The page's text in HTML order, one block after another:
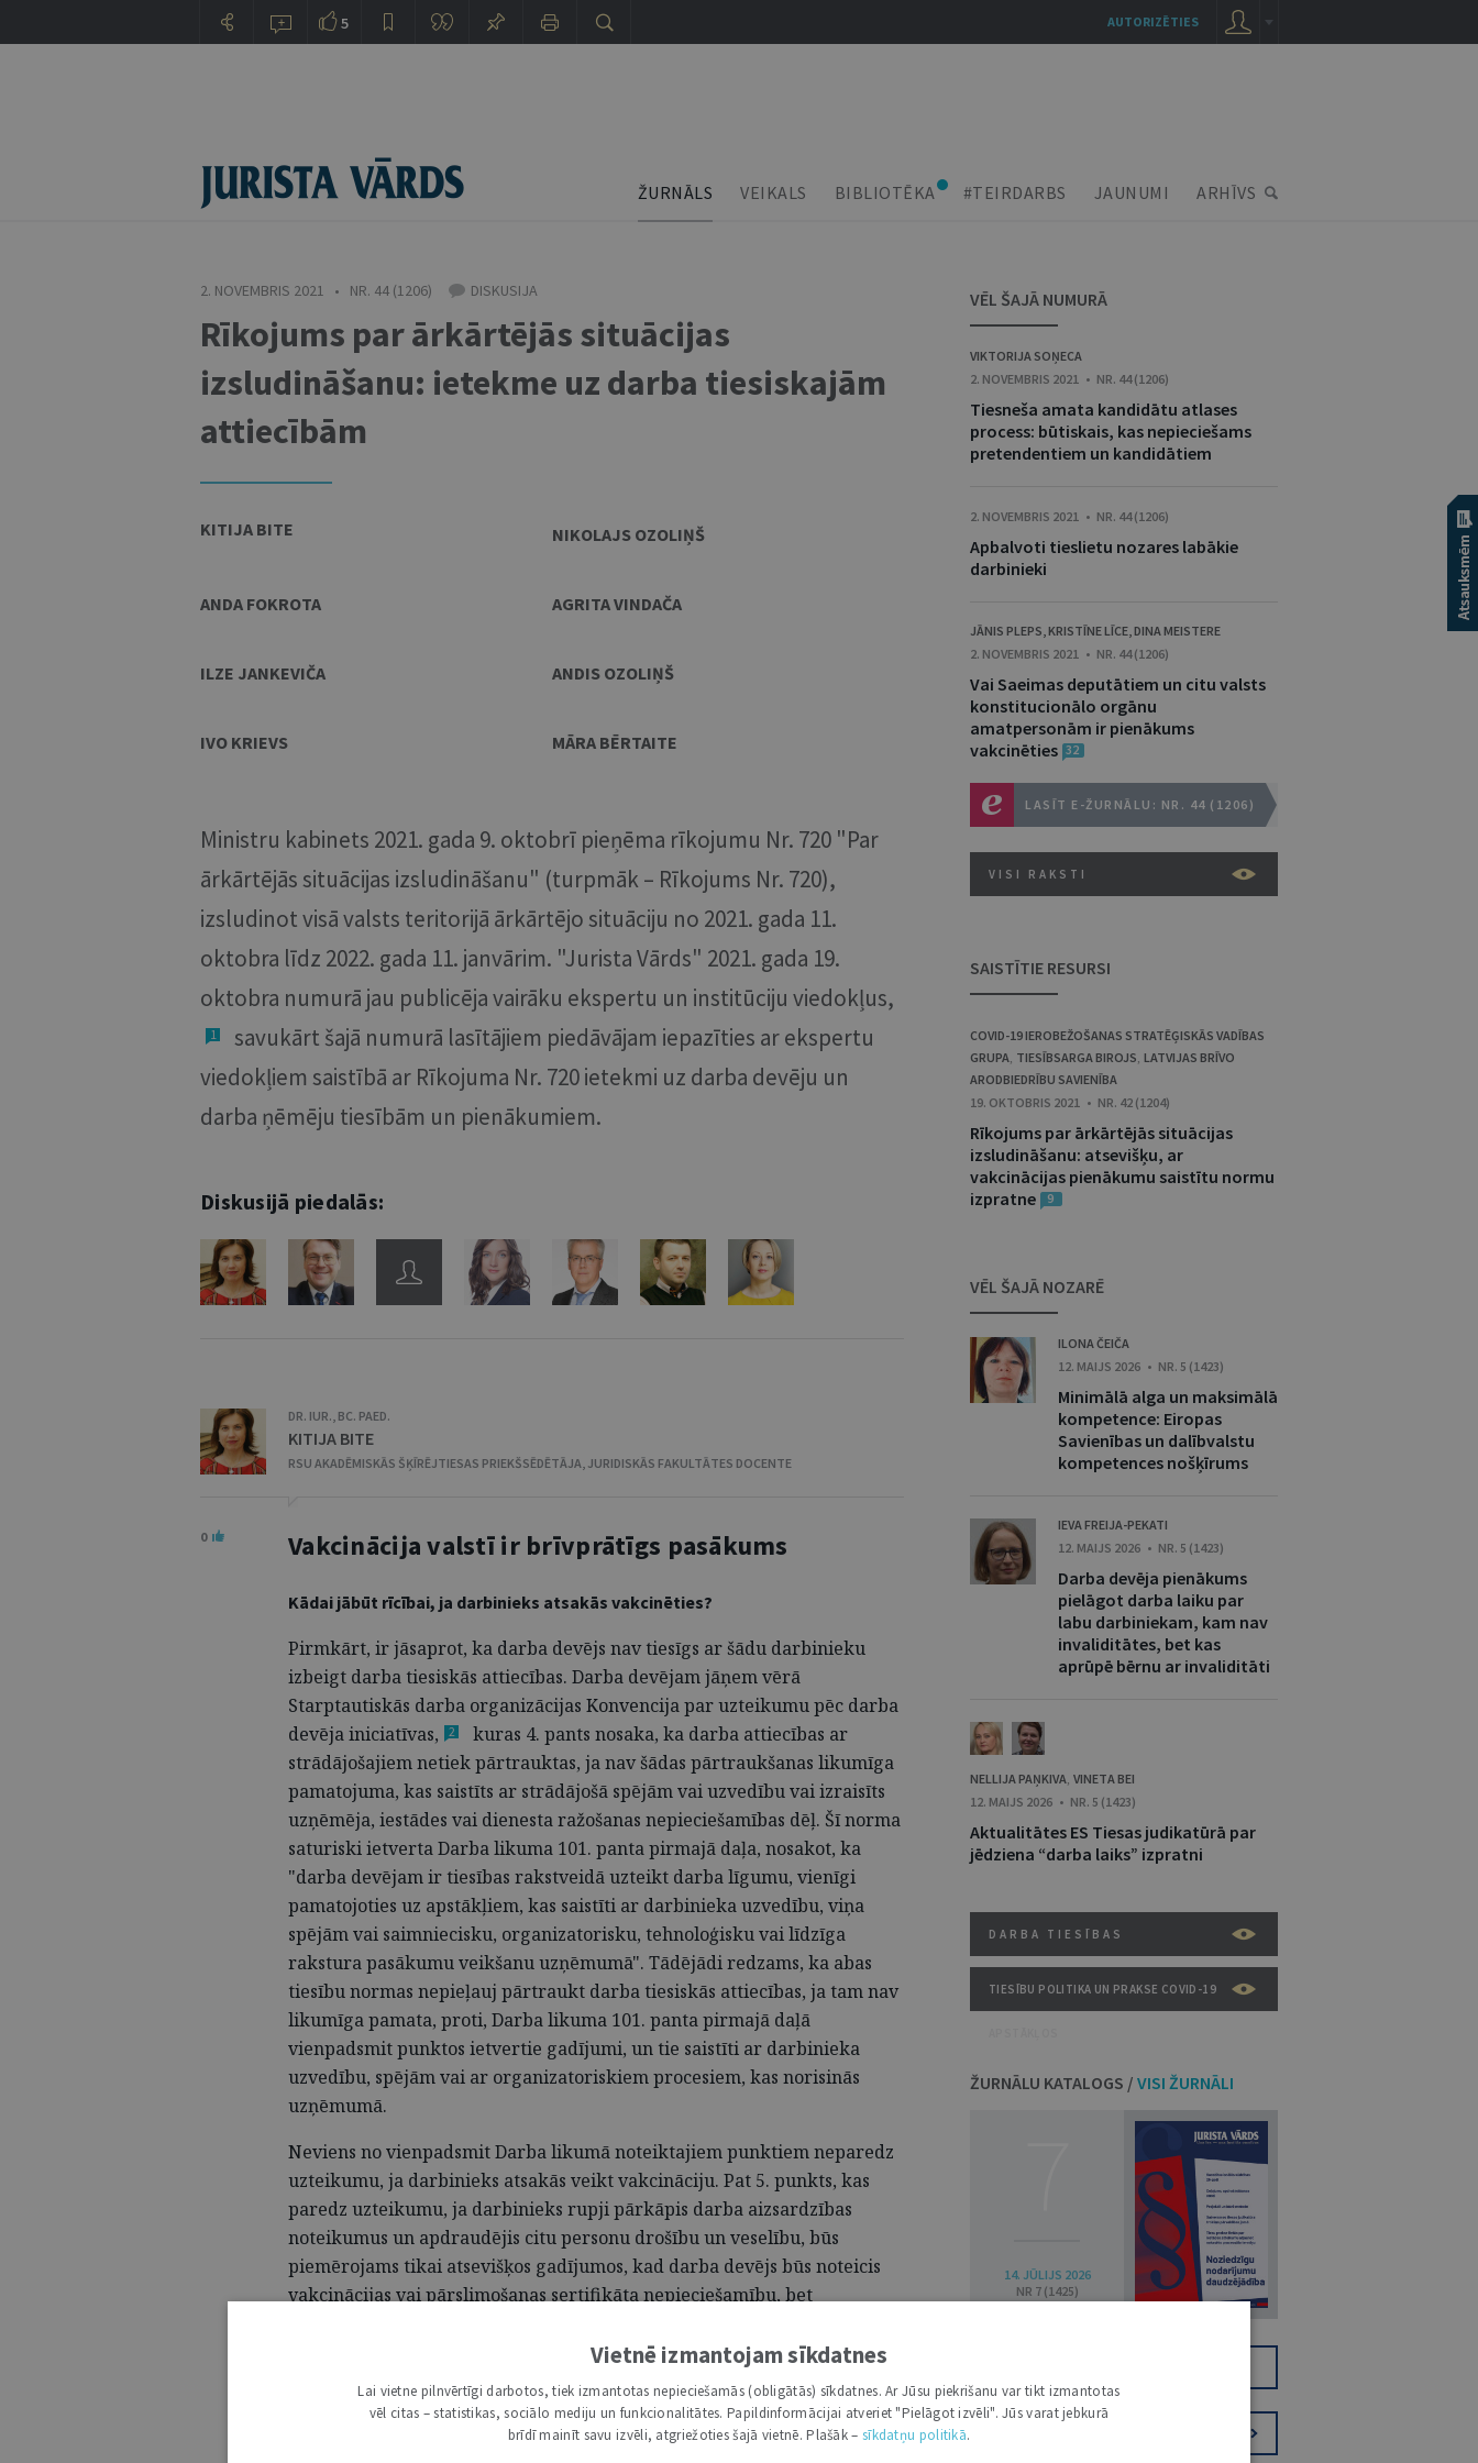
ŽURNĀLS VEIKALS BIBLIOTĒKA #TEIRDARBS JAUNUMI ARHĪVS
2. NOVEMBRIS 2021 • NR. 44 (1206) DISKUSIJA
Rīkojums par ārkārtējās situācijas
izsludināšanu: ietekme uz darba tiesiskajām
attiecībām
KITIJA BITE NIKOLAJS OZOLIŅŠ
ANDA FOKROTA AGRITA VINDAČA
ILZE JANKEVIČA ANDIS OZOLIŅŠ
IVO KRIEVS MĀRA BĒRTAITE
Ministru kabinets 2021. gada 9. oktobrī pieņēma rīkojumu Nr. 720 "Par
ārkārtējās situācijas izsludināšanu" (turpmāk – Rīkojums Nr. 720),
izsludinot visā valsts teritorijā ārkārtējo situāciju no 2021. gada 11.
oktobra līdz 2022. gada 11. janvārim. "Jurista Vārds" 2021. gada 19.
oktobra numurā jau publicēja vairāku ekspertu un institūciju viedokļus,
1
savukārt šajā numurā lasītājiem piedāvājam iepazīties ar ekspertu
viedokļiem saistībā ar Rīkojuma Nr. 720 ietekmi uz darba devēju un
darba ņēmēju tiesībām un pienākumiem.
Diskusijā piedalās:
DR. IUR., BC. PAED.
KITIJA BITE
RSU AKADĒMISKĀS ŠĶĪRĒJTIESAS PRIEKŠSĒDĒTĀJA, JURIDISKĀS FAKULTĀTES DOCENTE
0 Vakcinācija valstī ir brīvprātīgs pasākums
Kādai jābūt rīcībai, ja darbinieks atsakās vakcinēties?
Pirmkārt, ir jāsaprot, ka darba devējs nav tiesīgs ar šādu darbinieku
izbeigt darba tiesiskās attiecības. Darba devējam jāņem vērā
Starptautiskās darba organizācijas Konvencija par uzteikumu pēc darba
devējainiciatīvas, 2
kuras 4. pants nosaka, ka darba attiecības ar
strādājošajiem netiek pārtrauktas, ja nav šādas pārtraukšanas likumīga
pamatojuma, kas saistīts ar strādājošā spējām vai uzvedību vai izraisīts
uzņēmēja, iestādes vai dienesta ražošanas nepieciešamības dēļ. Šī norma
saturiski ietverta Darba likuma 101. panta pirmajā daļa, nosakot, ka
"darba devējam ir tiesības rakstveidā uzteikt darba līgumu, vienīgi
pamatojoties uz apstākļiem, kas saistīti ar darbinieka uzvedību, viņa
spējām vai saimniecisku, organizatorisku, tehnoloģisku vai līdzīga
rakstura pasākumu veikšanu uzņēmumā". Tādējādi redzams, ka abas
tiesību normas nepieļauj pārtraukt darba tiesiskās attiecības, ja tam nav
likumīga pamata, proti, Darba likuma 101. panta pirmajā daļā
vienpadsmit punktos ietvertie gadījumi, un tie saistīti ar darbinieka
uzvedību, spējām vai ar organizatoriskiem procesiem, kas norisinās
uzņēmumā.
Neviens no vienpadsmit Darba likumā noteiktajiem punktiem neparedz
uzteikumu, ja darbinieks atsakās veikt vakcināciju. Pat 5. punkts, kas
paredz uzteikumu, ja darbinieks rupji pārkāpis darba aizsardzības
noteikumus un apdraudējis citu personu drošību un veselību, būs
piemērojams tikai atsevišķos gadījumos, kad darba devējs būs noteicis
vakcinācijas vai pārslimošanas sertifikāta nepieciešamību, bet
Vakcinācija valstī ir brīvprātīgs pasākums, ko nosaka Ministru kabineta
2000. gada 26. septembra noteikumi Nr. 330 "Vakcinācijas
VĒL ŠAJĀ NUMURĀ
VIKTORIJA SOŅECA
2. NOVEMBRIS 2021 • NR. 44 (1206)
Tiesneša amata kandidātu atlases
process: būtiskais, kas nepieciešams
pretendentiem un kandidātiem
2. NOVEMBRIS 2021 • NR. 44 (1206)
Apbalvoti tieslietu nozares labākie
darbinieki
JĀNIS PLEPS,KRISTĪNE LĪCE,DINA MEISTERE
2. NOVEMBRIS 2021 • NR. 44 (1206)
Vai Saeimas deputātiem un citu valsts
konstitucionālo orgānu
amatpersonām ir pienākums
vakcinēties 32
LASĪT E-ŽURNĀLU: NR. 44 (1206)
VISI RAKSTI
SAISTĪTIE RESURSI
COVID-19 IEROBEŽOŠANAS STRATĒĢISKĀS VADĪBAS
GRUPA, TIESĪBSARGA BIROJS, LATVIJAS BRĪVO
ARODBIEDRĪBU SAVIENĪBA
19. OKTOBRIS 2021 • NR. 42 (1204)
Rīkojums par ārkārtējās situācijas
izsludināšanu: atsevišķu, ar
vakcinācijas pienākumu saistītu normu
izpratne
9
VĒL ŠAJĀ NOZARĒ
ILONA ČEIČA
12. MAIJS 2026 • NR. 5 (1423)
Minimālā alga un maksimālā
kompetence: Eiropas
Savienības un dalībvalstu
kompetences nošķīrums
IEVA FREIJA-PEKATI
12. MAIJS 2026 • NR. 5 (1423)
Darba devēja pienākums
pielāgot darba laiku par
labu darbiniekam, kam nav
invaliditātes, bet kas
aprūpē bērnu ar invaliditāti
NELLIJA PAŅKIVA, VINETA BEI
12. MAIJS 2026 • NR. 5 (1423)
Aktualitātes ES Tiesas judikatūrā par
jēdziena “darba laiks” izpratni
DARBA TIESĪBAS
TIESĪBU POLITIKA UN PRAKSE COVID-19
ŽURNĀLU KATALOGS / VISI ŽURNĀLI
14. JŪLIJS 2026
NR 7 (1425)
5 AUTORIZĒTIES
Vietnē izmantojam sīkdatnes
Lai vietne pilnvērtīgi darbotos, tiek izmantotas nepieciešamās (obligātās) sīkdatnes. Ar Jūsu piekrišanu var tikt izmantotas
vēl citas – statistikas, sociālo mediju un funkcionalitātes. Papildinformācijai atveriet "Pielāgot izvēli". Jūs varat jebkurā
brīdī mainīt savu izvēli, atgriežoties šajā vietnē. Plašāk – sīkdatņu politikā.